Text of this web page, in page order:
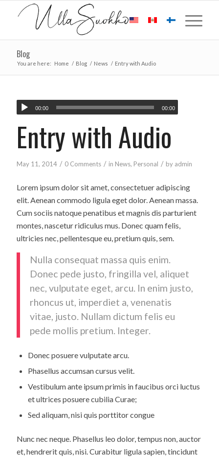
Blog
You are here: Home / Blog / News / Entry with Audio
00:00 00:00
Entry with Audio
May 11, 2014 / 0 Comments / in News, Personal / by admin
Lorem ipsum dolor sit amet, consectetuer adipiscing
elit. Aenean commodo ligula eget dolor. Aenean massa.
Cum sociis natoque penatibus et magnis dis parturient
montes, nascetur ridiculus mus. Donec quam felis,
ultricies nec, pellentesque eu, pretium quis, sem.
Nulla consequat massa quis enim.
Donec pede justo, fringilla vel, aliquet
nec, vulputate eget, arcu. In enim justo,
rhoncus ut, imperdiet a, venenatis
vitae, justo. Nullam dictum felis eu
pede mollis pretium. Integer.
Donec posuere vulputate arcu.
Phasellus accumsan cursus velit.
Vestibulum ante ipsum primis in faucibus orci luctus
et ultrices posuere cubilia Curae;
Sed aliquam, nisi quis porttitor congue
Nunc nec neque. Phasellus leo dolor, tempus non, auctor
et, hendrerit quis, nisi. Curabitur ligula sapien, tincidunt